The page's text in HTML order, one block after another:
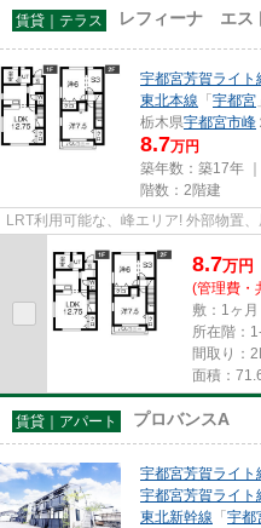
賃貸｜テラス レフィーナ エス
宇都宮芳賀ライト
東北本線 「宇都宮
栃木県宇都宮市峰
8.7万円
築年数：築17年
階数：2階建
LRT利用可能な、峰エリア! 外部物置
8.7万円
(管理費・
敷：1ヶ
所在階：
間取り：
面積：
賃貸｜アパート プロバンスA
宇都宮芳賀ライト
宇都宮芳賀ライト
東北新幹線 「宇都